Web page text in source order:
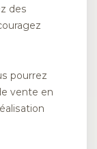
des
pourrez
vente en